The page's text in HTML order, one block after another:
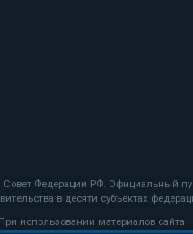
Совет Федерации РФ. Официальный
в десяти субъектах
использовании материалов сайта